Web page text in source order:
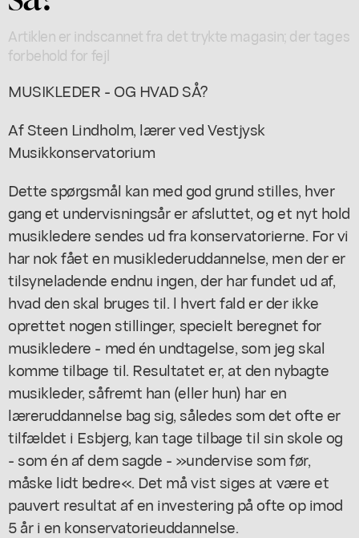
Artiklen er indscannet fra det trykte magasin; der tages
forbehold for fejl
MUSIKLEDER - OG HVAD SÅ?
Af Steen Lindholm, lærer ved Vestjysk
Musikkonservatorium
Dette spørgsmål kan med god grund stilles, hver
gang et undervisningsår er afsluttet, og et nyt hold
musikledere sendes ud fra konservatorierne. For vi
har nok fået en musiklederuddannelse, men der er
tilsyneladende endnu ingen, der har fundet ud af,
hvad den skal bruges til. l hvert fald er der ikke
oprettet nogen stillinger, specielt beregnet for
musikledere - med én undtagelse, som jeg skal
komme tilbage til. Resultatet er, at den nybagte
musikleder, såfremt han (eller hun) har en
læreruddannelse bag sig, således som det ofte er
tilfældet i Esbjerg, kan tage tilbage til sin skole og
- som én af dem sagde - »undervise som før,
måske lidt bedre«. Det må vist siges at være et
pauvert resultat af en investering på ofte op imod
5 år i en konservatorieuddannelse.